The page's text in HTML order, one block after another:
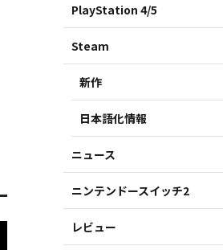
PlayStation 4/5
Steam
新作
日本語化情報
ニュース
ニンテンドースイッチ2
レビュー